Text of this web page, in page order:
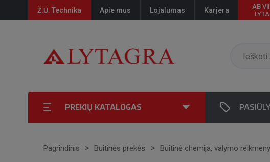
Ž.Ū. Technika Apie mus Lojalumas Karjera
AB
PREKIŲ KATALOGAS
Pagrindinis Buitinės prekės Buitinė chemija, valymo